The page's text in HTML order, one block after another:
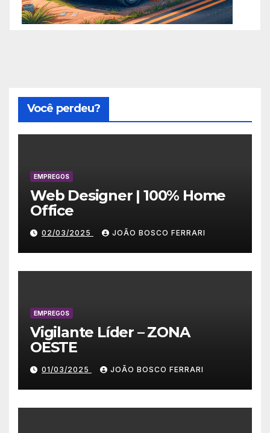
Você perdeu?
EMPREGOS
Web Designer | 100% Home
Office
02/03/2025 JOÃO BOSCO FERRARI
EMPREGOS
Vigilante Líder – ZONA
OESTE
01/03/2025 JOÃO BOSCO FERRARI